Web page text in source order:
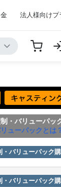
法人様向けプ
・バリューパッ
ューパックとは
・バリューパック
・バリューパック